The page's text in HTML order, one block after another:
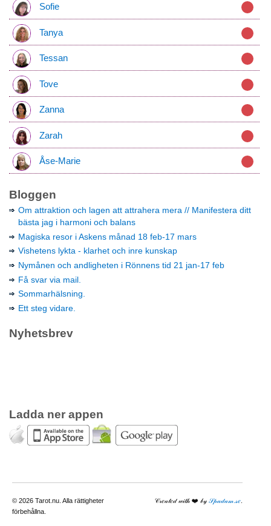
Sofie
Tanya
Tessan
Tove
Zanna
Zarah
Åse-Marie
Bloggen
Om attraktion och lagen att attrahera mera // Manifestera ditt
bästa jag i harmoni och balans
Magiska resor i Askens månad 18 feb-17 mars
Vishetens lykta - klarhet och inre kunskap
Nymånen och andligheten i Rönnens tid 21 jan-17 feb
Få svar via mail.
Sommarhälsning.
Ett steg vidare.
Nyhetsbrev
Ladda ner appen
© 2026 Tarot.nu. Alla rättigheter
förbehållna.
𝒞𝓇𝑒𝒶𝓉𝑒𝒹 𝓌𝒾𝓉𝒽 ❤️️ 𝒷𝓎 𝒮𝓅𝒶𝒹𝒶𝓂.𝓈𝑒.